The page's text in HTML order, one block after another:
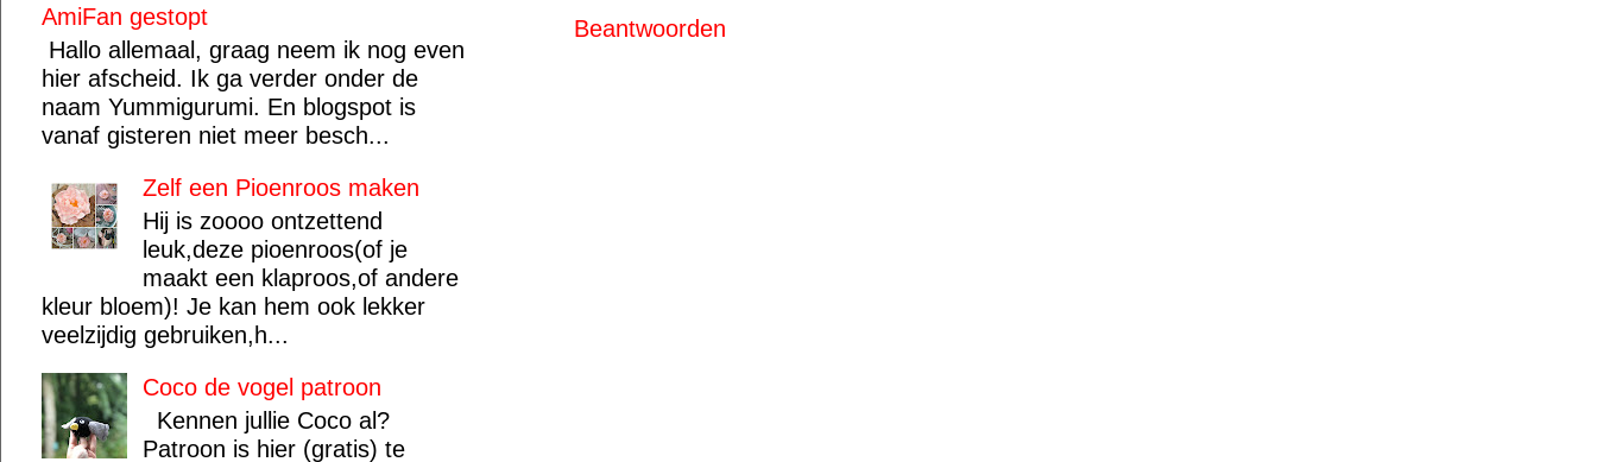
Beantwoorden
AmiFan gestopt
Hallo allemaal, graag neem ik nog even
hier afscheid. Ik ga verder onder de
naam Yummigurumi. En blogspot is
vanaf gisteren niet meer besch...
Zelf een Pioenroos maken
Hij is zoooo ontzettend
leuk,deze pioenroos(of je
maakt een klaproos,of andere
kleur bloem)! Je kan hem ook lekker
veelzijdig gebruiken,h...
Coco de vogel patroon
Kennen jullie Coco al?
Patroon is hier (gratis) te